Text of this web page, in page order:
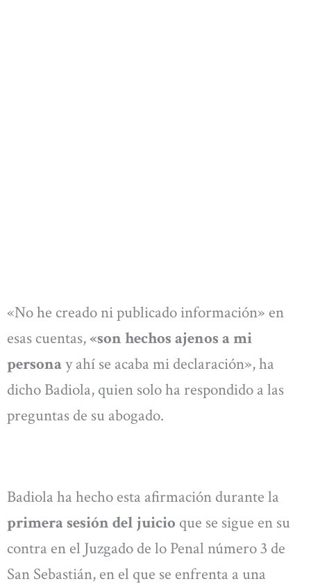
«No he creado ni publicado información» en
esas cuentas,«son hechos ajenos a mi
personay ahí se acaba mi declaración», ha
dicho Badiola, quien solo ha respondido a las
preguntas de su abogado.
Badiola ha hecho esta afirmación durante la
primera sesión del juicio que se sigue en su
contra en el Juzgado de lo Penal número 3 de
San Sebastián, en el que se enfrenta a una